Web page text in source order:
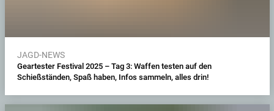
JAGD-NEWS
Geartester Festival 2025 – Tag 3: Waffen testen auf den
Schießständen, Spaß haben, Infos sammeln, alles drin!